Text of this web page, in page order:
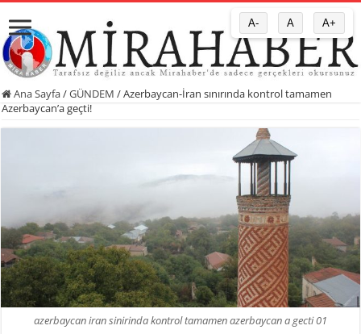
Ana Sayfa/GÜNDEM /Azerbaycan-İran sınırında kontrol tamamen
Azerbaycan’a geçti!
azerbaycan iran sinirinda kontrol tamamen azerbaycan a gecti 01
A- A A+